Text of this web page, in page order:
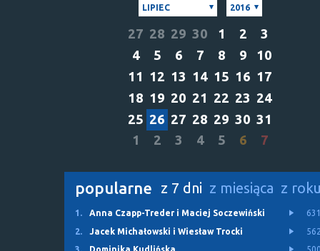
LIPIEC 2016
27 28 29 30 1 2
3
4
5 6 7 8 9
10
11 12 13 14 15 16 17
18 19 20 21 22 23 24
25 26 27 28 29 30 31
1
2 3 4 5 6 7
popularne z 7 dni z miesiąca z
1. Anna Czapp-Treder i Maciej Soczewiński
2.
Jacek Michałowski i Wiesław Trocki